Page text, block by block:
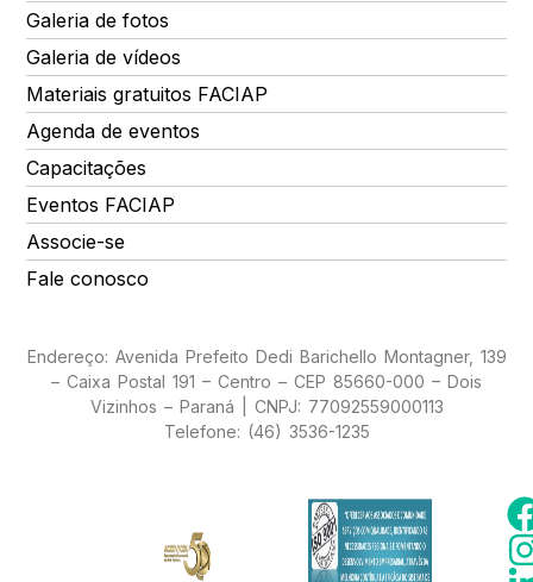
Galeria de fotos
Galeria de vídeos
Materiais gratuitos FACIAP
Agenda de eventos
Capacitações
Eventos FACIAP
Associe-se
Fale conosco
Endereço: Avenida Prefeito Dedi Barichello Montagner, 139
– Caixa Postal 191 – Centro – CEP 85660-000 – Dois
Vizinhos – Paraná | CNPJ: 77092559000113
Telefone: (46) 3536-1235